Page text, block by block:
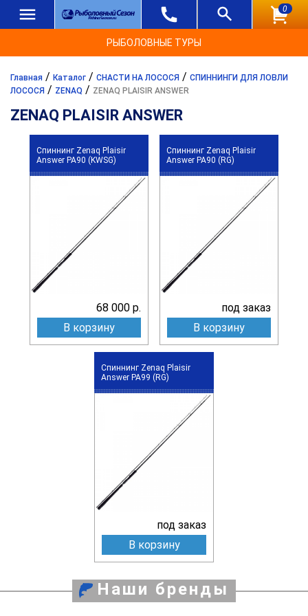
0
РЫБОЛОВНЫЕ ТУРЫ
Главная / Каталог / СНАСТИ НА ЛОСОСЯ / СПИННИНГИ ДЛЯ ЛОВЛИ
ЛОСОСЯ / ZENAQ / ZENAQ PLAISIR ANSWER
ZENAQ PLAISIR ANSWER
Спиннинг Zenaq Plaisir
Answer PA90 (KWSG)
68 000 р.
В корзину
Спиннинг Zenaq Plaisir
Answer PA90 (RG)
под заказ
В корзину
Спиннинг Zenaq Plaisir
Answer PA99 (RG)
под заказ
В корзину
Наши бренды